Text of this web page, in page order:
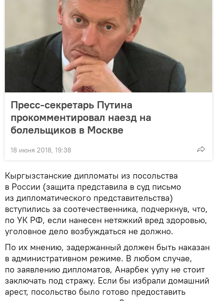
Пресс-секретарь Путина
прокомментировал наезд на
болельщиков в Москве
18 июня 2018, 19:38
Кыргызстанские дипломаты из посольства
в России (защита представила в суд письмо
из дипломатического представительства)
вступились за соотечественника, подчеркнув, что,
по УК РФ, если нанесен нетяжкий вред здоровью,
уголовное дело возбуждаться не должно.
По их мнению, задержанный должен быть наказан
в административном режиме. В любом случае,
по заявлению дипломатов, Анарбек уулу не стоит
заключать под стражу. Если бы избрали домашний
арест, посольство было готово предоставить